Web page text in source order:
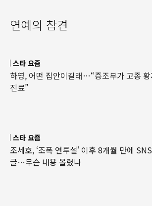
연예의 참견
스타 요즘
하영, 어떤 집안이길래…“증조부가 고종 황
진료”
스타 요즘
조세호, ‘조폭 연루설’ 이후 8개월 만에
글…무슨 내용 올렸나